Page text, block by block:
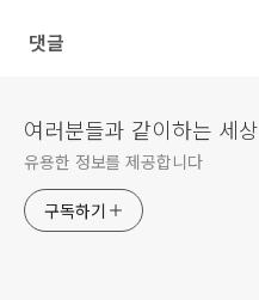
댓글
여러분들과 같이하는 세상
유용한 정보를 제공합니다
구독하기